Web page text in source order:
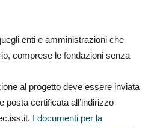
enti e amministrazioni che
comprese le fondazioni senza
al progetto deve essere inviata
posta certificata all’indirizzo
I documenti per la